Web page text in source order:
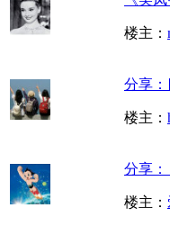
楼主：
分享
楼主：
分享
楼主：